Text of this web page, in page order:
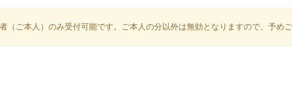
（ご本人）のみ受付可能です。ご本人の分以外は無効となりますので、予めご